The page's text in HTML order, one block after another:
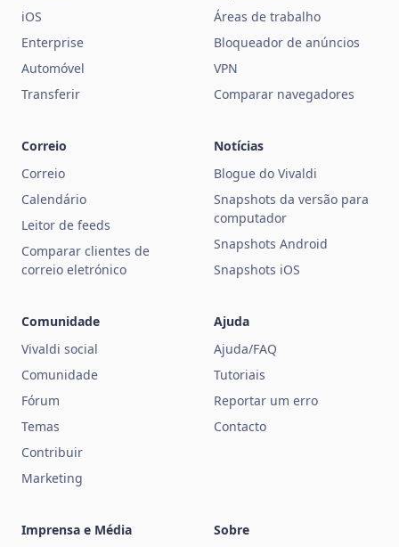
iOS
Enterprise
Automóvel
Transferir
Áreas de trabalho
Bloqueador de anúncios
VPN
Comparar navegadores
Correio
Correio
Calendário
Leitor de feeds
Comparar clientes de
correio eletrónico
Notícias
Blogue do Vivaldi
Snapshots da versão para
computador
Snapshots Android
Snapshots iOS
Comunidade
Vivaldi social
Comunidade
Fórum
Temas
Contribuir
Marketing
Ajuda
Ajuda/FAQ
Tutoriais
Reportar um erro
Contacto
Imprensa e Média Sobre